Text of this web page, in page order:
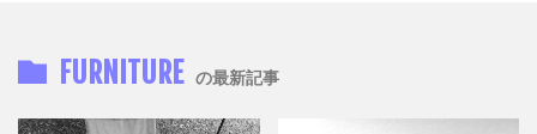
FURNITURE の最新記事